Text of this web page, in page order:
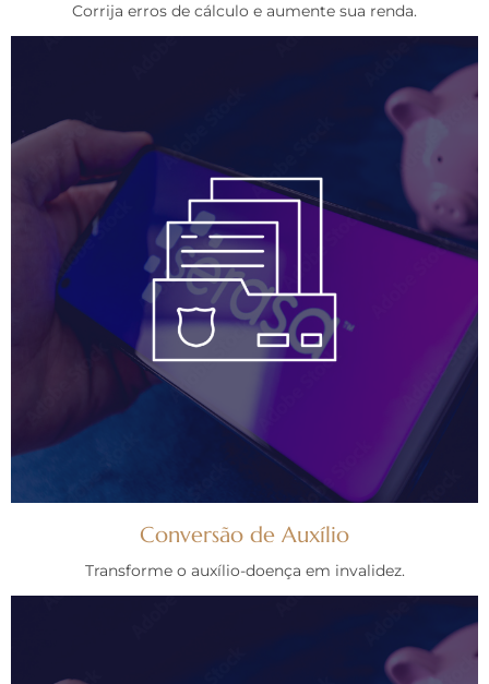
Corrija erros de cálculo e aumente sua renda.
Conversão de Auxílio
Transforme o auxílio-doença em invalidez.